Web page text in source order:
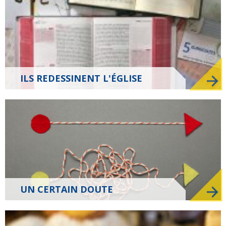
Planète
Vie d'Église
Fin de vie : prendre
soin des vivants
Église : le sens du
changement
La laïcité et ses
mythes
Guetter l'aurore
ILS REDESSINENT L'ÉGLISE
UN CERTAIN DOUTE